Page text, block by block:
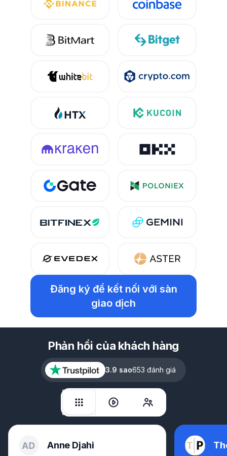
Đăng kýđể kết nối với sàn
giao dịch
Phản hồi của khách hàng
3.9 sao653 đánh giá
Anne Djahi